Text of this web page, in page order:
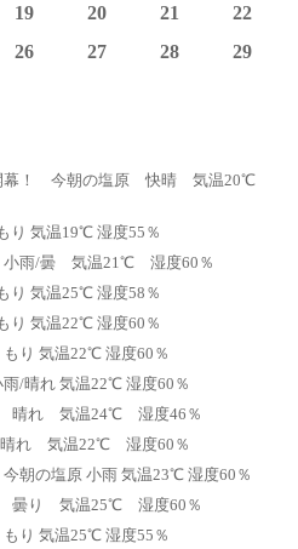
19 20 21
22
26 27 28
29
幕！ 今朝の塩原 快晴 気温20℃
り 気温19℃ 湿度55％
雨/曇 気温21℃ 湿度60％
り 気温25℃ 湿度58％
り 気温22℃ 湿度60％
り 気温22℃ 湿度60％
/晴れ 気温22℃ 湿度60％
晴れ 気温24℃ 湿度46％
晴れ 気温22℃ 湿度60％
朝の塩原 小雨 気温23℃ 湿度60％
曇り 気温25℃ 湿度60％
り 気温25℃ 湿度55％